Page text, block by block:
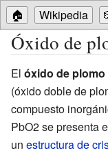
🏠 Wikipedia
Óxido de
El óxido de plomo
(óxido doble de
compuesto
PbO2 se presenta
un estructura de